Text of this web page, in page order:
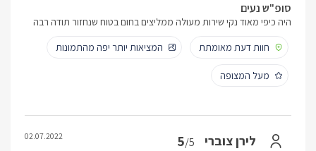
סופ"ש נעים
היה כיפי מאוד נקי שירות מעולה ממליצים בחום בטוח שנחזור תודה רבה
חוות דעת מאומתת
המציאות יותר יפה מהתמונות
מעל המצופה
לירן צוברי 5/5
02.07.2022